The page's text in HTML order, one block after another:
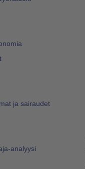
ja sairaudet
analyysi